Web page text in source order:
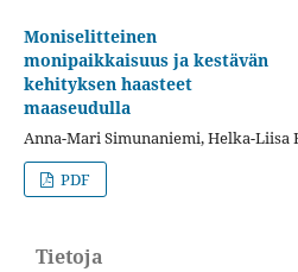
Moniselitteinen
monipaikkaisuus ja kestävän
kehityksen haasteet
maaseudulla
Anna-Mari Simunaniemi, Helka-Liisa
PDF
Tietoja